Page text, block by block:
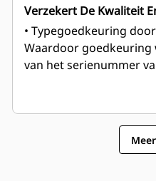
Verzekert De Kwaliteit
• Typegoedkeuring
Waardoor goedkeuring
van het serienummer